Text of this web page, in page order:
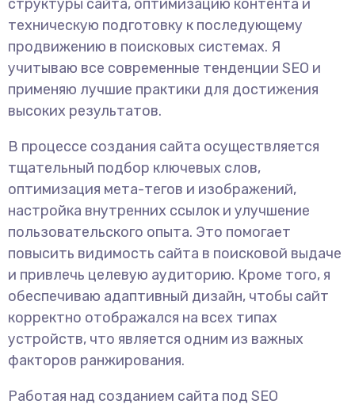
структуры сайта, оптимизацию контента и
техническую подготовку к последующему
продвижению в поисковых системах. Я
учитываю все современные тенденции SEO и
применяю лучшие практики для достижения
высоких результатов.
В процессе создания сайта осуществляется
тщательный подбор ключевых слов,
оптимизация мета-тегов и изображений,
настройка внутренних ссылок и улучшение
пользовательского опыта. Это помогает
повысить видимость сайта в поисковой выдаче
и привлечь целевую аудиторию. Кроме того, я
обеспечиваю адаптивный дизайн, чтобы сайт
корректно отображался на всех типах
устройств, что является одним из важных
факторов ранжирования.
Работая над созданием сайта под SEO